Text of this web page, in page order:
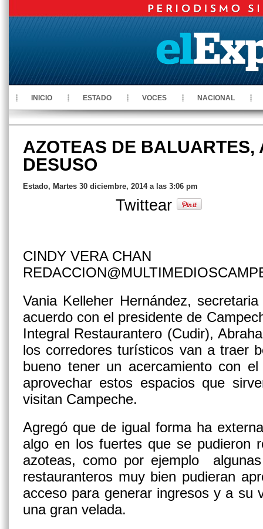
INICIO ESTADO VOCES NACIONAL
AZOTEAS DE BALUARTES,
DESUSO
Estado, Martes 30 diciembre, 2014 a las 3:06 pm
Twittear
CINDY VERA CHAN
Vania Kelleher Hernández,
acuerdo con el presidente de
Integral Restaurantero (Cudir),
los corredores turísticos van a traer
bueno tener un acercamiento con
aprovechar estos espacios que
visitan Campeche.
Agregó que de igual forma ha
algo en los fuertes que se pudieron
azoteas, como por ejemplo
restauranteros muy bien pudieran
acceso para generar ingresos y a su
una gran velada.